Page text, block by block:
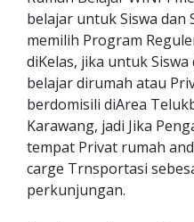
belajar untuk Siswa dan
memilih Program
diKelas, jika untuk
belajar dirumah atau
berdomisili diArea
Karawang, jadi Jika
tempat Privat rumah
carge Trnsportasi
perkunjungan.